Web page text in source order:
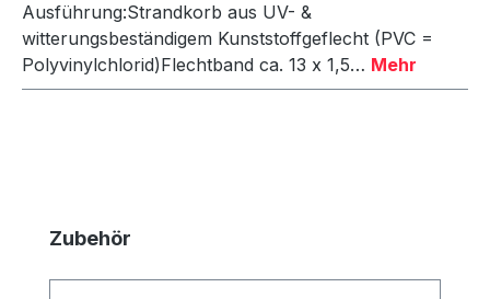
Ausführung:Strandkorb aus UV- &
witterungsbeständigem Kunststoffgeflecht (PVC =
Polyvinylchlorid)Flechtband ca. 13 x 1,5… Mehr
Produktgalerie überspringen
Zubehör